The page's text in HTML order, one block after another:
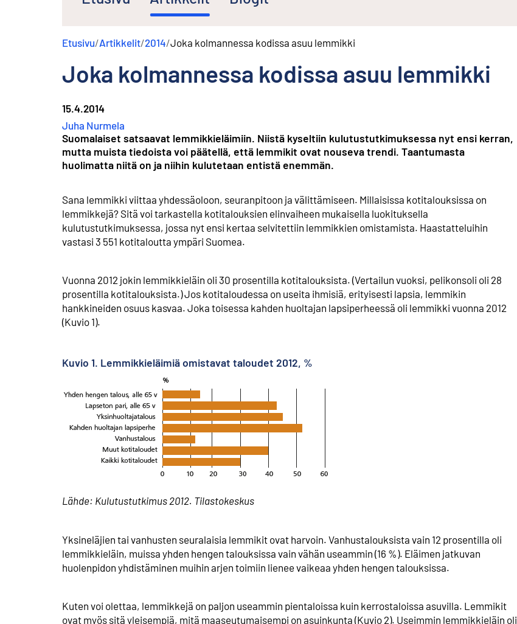
Etusivu/Artikkelit/2014/Joka kolmannessa kodissa asuu lemmikki
Joka kolmannessa kodissa asuu lemmikki
15.4.2014
Juha Nurmela
Suomalaiset satsaavat lemmikkieläimiin. Niistä kyseltiin kulutustutkimuksessa nyt ensi kerran,
mutta muista tiedoista voi päätellä, että lemmikit ovat nouseva trendi. Taantumasta
huolimatta niitä on ja niihin kulutetaan entistä enemmän.
Sana lemmikki viittaa yhdessäoloon, seuranpitoon ja välittämiseen. Millaisissa kotitalouksissa on
lemmikkejä? Sitä voi tarkastella kotitalouksien elinvaiheen mukaisella luokituksella
kulutustutkimuksessa, jossa nyt ensi kertaa selvitettiin lemmikkien omistamista. Haastatteluihin
vastasi 3 551 kotitaloutta ympäri Suomea.
Vuonna 2012 jokin lemmikkieläin oli 30 prosentilla kotitalouksista. (Vertailun vuoksi, pelikonsoli oli 28
prosentilla kotitalouksista.) Jos kotitaloudessa on useita ihmisiä, erityisesti lapsia, lemmikin
hankkineiden osuus kasvaa. Joka toisessa kahden huoltajan lapsiperheessä oli lemmikki vuonna 2012
(Kuvio 1).
Kuvio 1. Lemmikkieläimiä omistavat taloudet 2012, %
Lähde: Kulutustutkimus 2012. Tilastokeskus
Yksineläjien tai vanhusten seuralaisia lemmikit ovat harvoin. Vanhustalouksista vain 12 prosentilla oli
lemmikkieläin, muissa yhden hengen talouksissa vain vähän useammin (16 %). Eläimen jatkuvan
huolenpidon yhdistäminen muihin arjen toimiin lienee vaikeaa yhden hengen talouksissa.
Kuten voi olettaa, lemmikkejä on paljon useammin pientaloissa kuin kerrostaloissa asuvilla. Lemmikit
ovat myös sitä yleisempiä, mitä maaseutu­maisempi on asuinkunta (Kuvio 2). Useimmin lemmikkieläin oli